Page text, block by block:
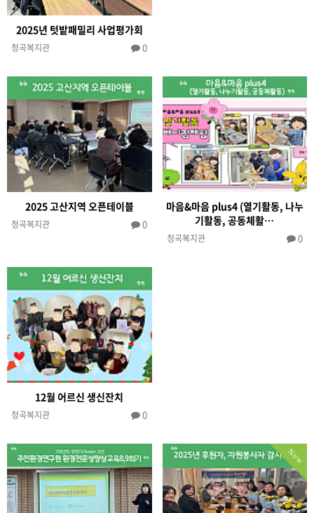
2025년 텃밭패밀리 사업평가회
청곡복지관 0
2025 고산지역 오픈테이블
청곡복지관 0
마음&마음 plus4 (열기활동, 나누
기활동, 공동체활…
청곡복지관 0
12월 어르신 생신잔치
청곡복지관 0
Now